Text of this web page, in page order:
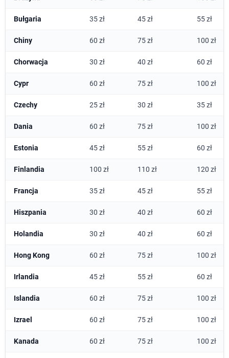
Bułgaria 35 zł 45 zł 55 zł
Chiny 60 zł 75 zł 100 zł
Chorwacja 30 zł 40 zł 60 zł
Cypr 60 zł 75 zł 100 zł
Czechy 25 zł 30 zł 35 zł
Dania 60 zł 75 zł 100 zł
Estonia 45 zł 55 zł 60 zł
Finlandia 100 zł 110 zł 120 zł
Francja 35 zł 45 zł 55 zł
Hiszpania 30 zł 40 zł 60 zł
Holandia 30 zł 40 zł 60 zł
Hong Kong 60 zł 75 zł 100 zł
Irlandia 45 zł 55 zł 60 zł
Islandia 60 zł 75 zł 100 zł
Izrael 60 zł 75 zł 100 zł
Kanada 60 zł 75 zł 100 zł